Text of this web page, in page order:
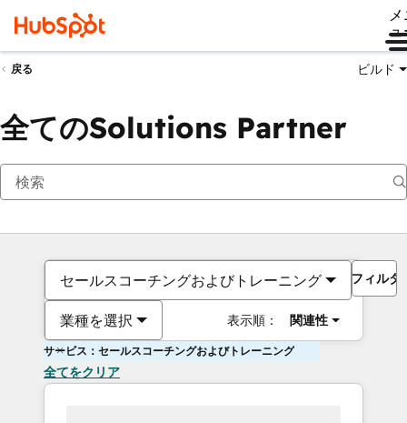
ュ
戻る ビルド
全てのSolutions Partner
セールスコーチングおよびトレーニング
業種を選択 表示順： 関連性
フィルタ
サービス：セールスコーチングおよびトレーニング
全てをクリア